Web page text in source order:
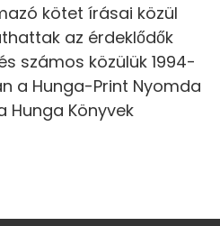
kötet írásai közül
az érdeklődők
számos közülük 1994-
a Hunga-Print Nyomda
Hunga Könyvek